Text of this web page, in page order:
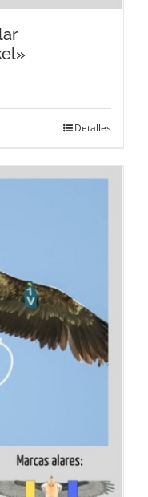
Detalles